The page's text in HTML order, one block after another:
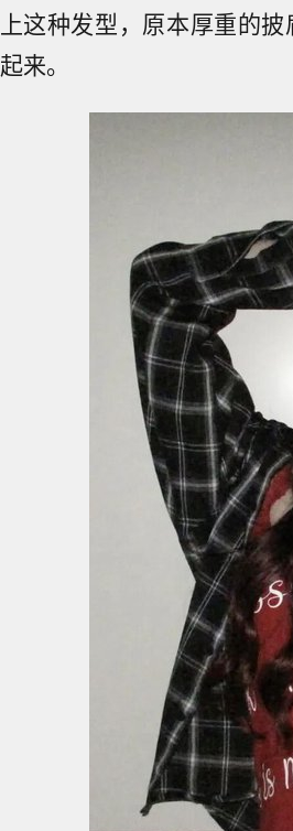
上这种发型，原本厚重的
起来。